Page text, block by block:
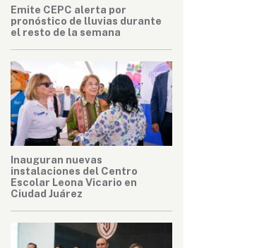
Emite CEPC alerta por
pronóstico de lluvias durante
el resto de la semana
Inauguran nuevas
instalaciones del Centro
Escolar Leona Vicario en
Ciudad Juárez